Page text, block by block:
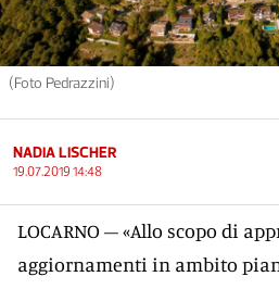
(Foto Pedrazzini)
NADIA LISCHER
19.07.2019 14:48
LOCARNO – «Allo scopo di
aggiornamenti in ambito